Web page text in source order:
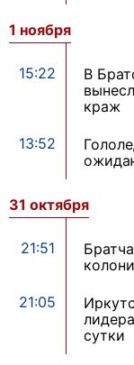
1 ноября
15:22
В
краж
13:52
31 октября
21:51
21:05
сутки